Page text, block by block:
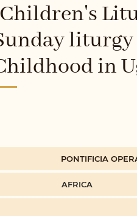
in
PONTIFICIA
AFRICA